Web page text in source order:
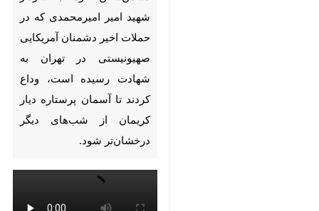
ولایتمدار کرمان شامگاه پنجشنبه
همزمان با اجتماع‌ دشمن‌شکن‌
خود، با سردار شهید امیر
امیرمحمدی که در حملات اخیر
دشمنان آمریکایی صهیونیستی در
تهران به شهادت رسیده است‌،
وداع کردند تا آسمان پرستاره دیار
درخشان‌تر شود.